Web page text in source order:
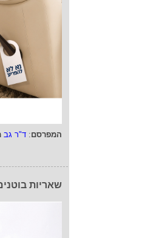
המפרסם: ד"ר גב
שאריות